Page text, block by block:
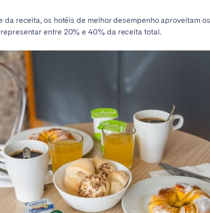
da receita, os hotéis de melhor desempenho aproveitam
entre 20% e 40% da receita total.
Lisboa Porto
Não encontrou a sua cidade? Contacte-nos
Selecionar idioma Fechar
English
Français
Español
Português